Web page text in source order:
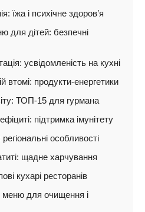
їжа і психічне здоров’я
для дітей: безпечні
усвідомленість на кухні
втомі: продукти-енергетики
ТОП-15 для гурмана
підтримка імунітету
особливості
щадне харчування
кухарі ресторанів
меню для очищення і